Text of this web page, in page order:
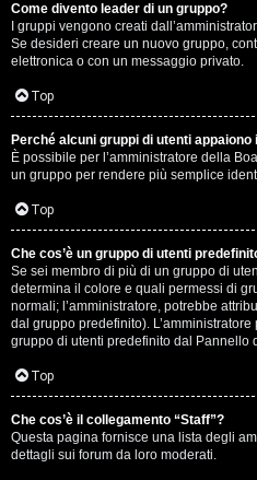
Come divento leader di un gruppo?
I gruppi vengono creati
Se desideri creare un nuovo gruppo,
elettronica o con un messaggio privato.
Top
Perché alcuni gruppi di utenti
È possibile per l’amministratore della
un gruppo per rendere più semplice
Top
Che cos’è un gruppo di utenti
Se sei membro di più di un gruppo di
determina il colore e quali permessi di
normali; l’amministratore, potrebbe
dal gruppo predefinito).
gruppo di utenti predefinito dal Pannello
Top
Che cos’è il collegamento “Staff”?
Questa pagina fornisce una lista degli
dettagli sui forum da loro moderati.
D
i
t
u
t
t
o
u
n
p
ò